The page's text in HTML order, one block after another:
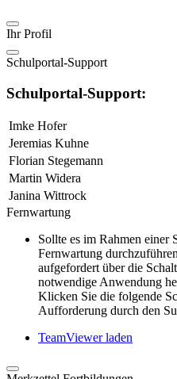
Ihr Profil
Schulportal-Support
Schulportal-Support:
Imke Hofer
Jeremias Kuhne
Florian Stegemann
Martin Widera
Janina Wittrock
Fernwartung
Sollte es im Rahmen einer
Fernwartung
aufgefordert über die
notwendige Anwendung
Klicken Sie die folgende
Aufforderung durch den
TeamViewer laden